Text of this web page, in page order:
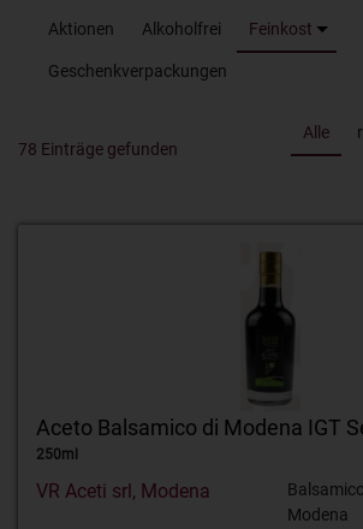
Aktionen Alkoholfrei Feinkost
Geschenkverpackungen
Alle
78 Einträge gefunden
Aceto Balsamico di Modena IGT
250ml
VR Aceti srl, Modena
Modena